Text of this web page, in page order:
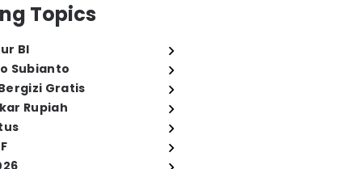
Topics
BI
Subianto
Gratis
Rupiah